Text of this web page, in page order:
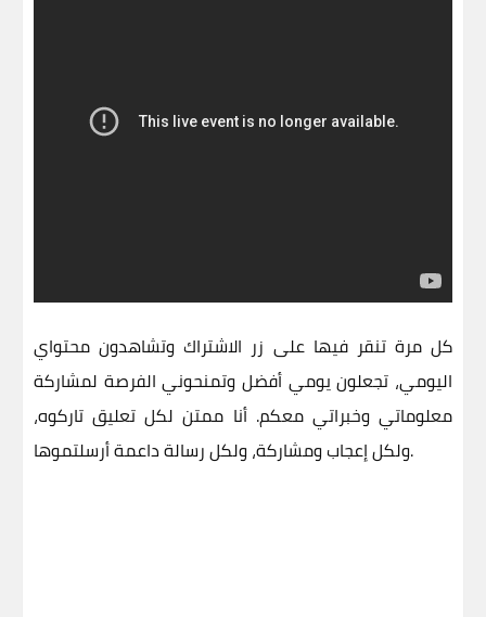
كل مرة تنقر فيها على زر الاشتراك وتشاهدون محتواي
اليومي، تجعلون يومي أفضل وتمنحوني الفرصة لمشاركة
معلوماتي وخبراتي معكم. أنا ممتن لكل تعليق تاركوه،
ولكل إعجاب ومشاركة، ولكل رسالة داعمة أرسلتموها.